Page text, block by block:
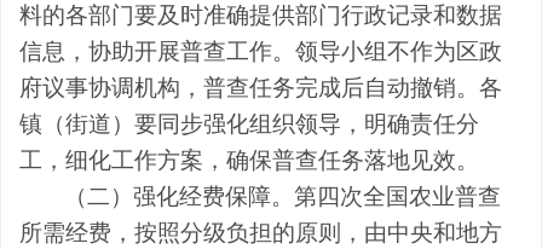
料的各部门要及时准确提供部门行政记录和数据
信息，协助开展普查工作。领导小组不作为 区政
府议事协调机构，普查任务完成后自动撤销。 各
镇（街道）要同步强化组织领导，明确责任分
工，细化工作方案，确保普查任务落地见效。
（二）强化经费保障。第四次全国农业普查
所需经费，按照分级负担的原则，由中央和地方